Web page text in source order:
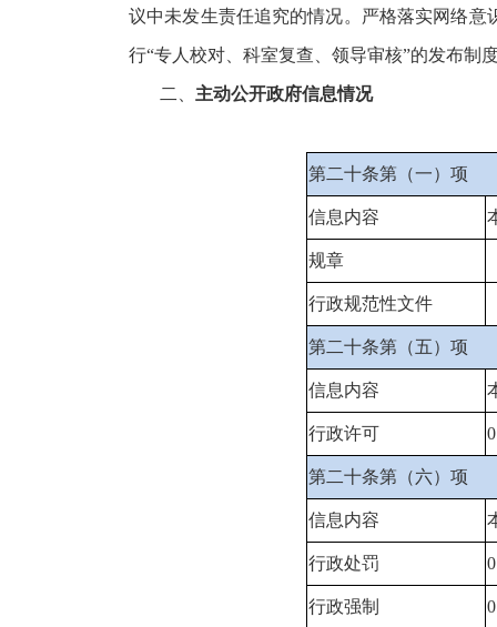
议中未发生责任追究的情况。严格落实网络
行“专人校对、科室复查、领导审核”的发布制
二、 主动公开政府信息情况
第二十条第（一）项
信息内容
规章
行政规范性文件
第二十条第（五）项
信息内容
行政许可 0
第二十条第（六）项
信息内容
行政处罚 0
行政强制 0